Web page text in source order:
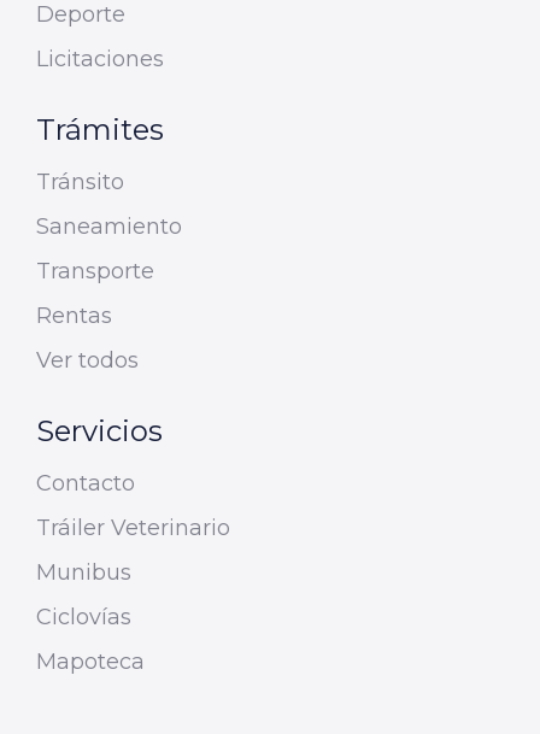
Deporte
Licitaciones
Trámites
Tránsito
Saneamiento
Transporte
Rentas
Ver todos
Servicios
Contacto
Tráiler Veterinario
Munibus
Ciclovías
Mapoteca